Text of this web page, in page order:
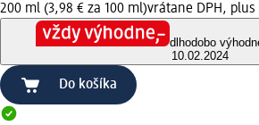
200 ml (3,98 € za 100 ml)vrátane DPH, plus
dlhodobo
10.02.2024
Do košíka